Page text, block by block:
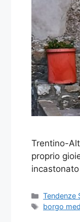
Trentino-
proprio
Categorie
Tendenze
Tag
borgo